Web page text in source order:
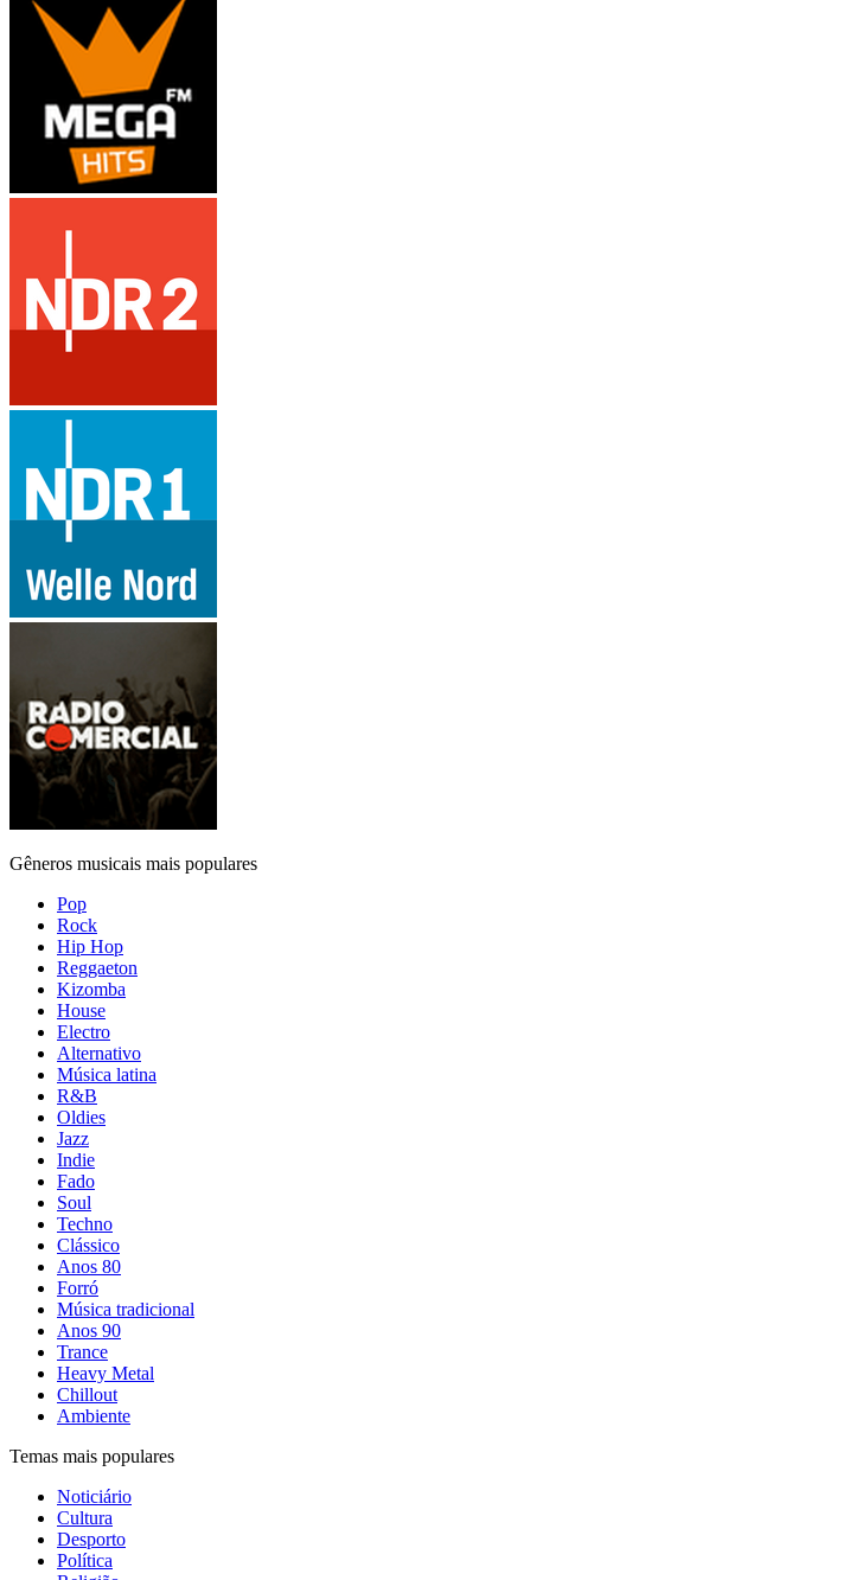
Gêneros musicais mais populares
Pop
Rock
Hip Hop
Reggaeton
Kizomba
House
Electro
Alternativo
Música latina
R&B
Oldies
Jazz
Indie
Fado
Soul
Techno
Clássico
Anos 80
Forró
Música tradicional
Anos 90
Trance
Heavy Metal
Chillout
Ambiente
Temas mais populares
Noticiário
Cultura
Desporto
Política